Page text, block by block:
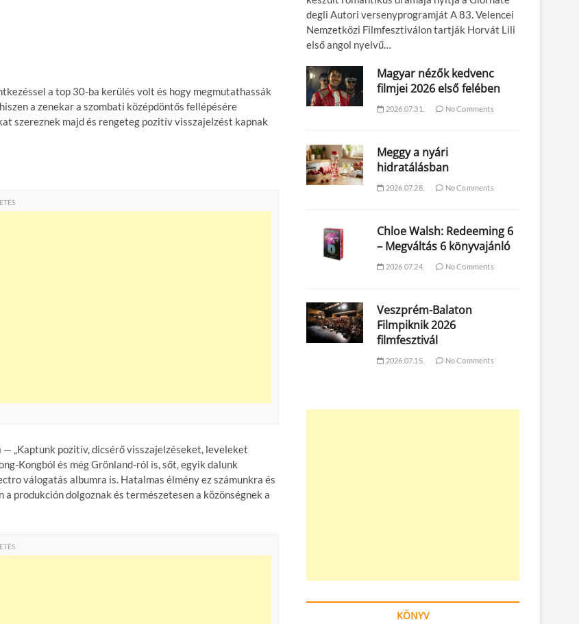
a top 30-ba kerülés volt és hogy megmutathassák
a zenekar a szombati középdöntős fellépésére
szereznek majd és rengeteg pozitív visszajelzést kapnak
„Kaptunk pozitív, dicsérő visszajelzéseket, leveleket
Kongból és még Grönland-ról is, sőt, egyik dalunk
válogatás albumra is. Hatalmas élmény ez számunkra és
produkción dolgoznak és természetesen a közönségnek a
degli Autori versenyprogramját A 83. Velencei
Nemzetközi Filmfesztiválon tartják Horvát Lili
első angol nyelvű…
Magyar nézők kedvenc
filmjei 2026 első felében
2026.07.31. No Comments
Meggy a nyári
hidratálásban
2026.07.28. No Comments
Chloe Walsh: Redeeming 6
– Megváltás 6 könyvajánló
2026.07.24. No Comments
Veszprém-Balaton
Filmpiknik 2026
filmfesztivál
2026.07.15. No Comments
KÖNYV